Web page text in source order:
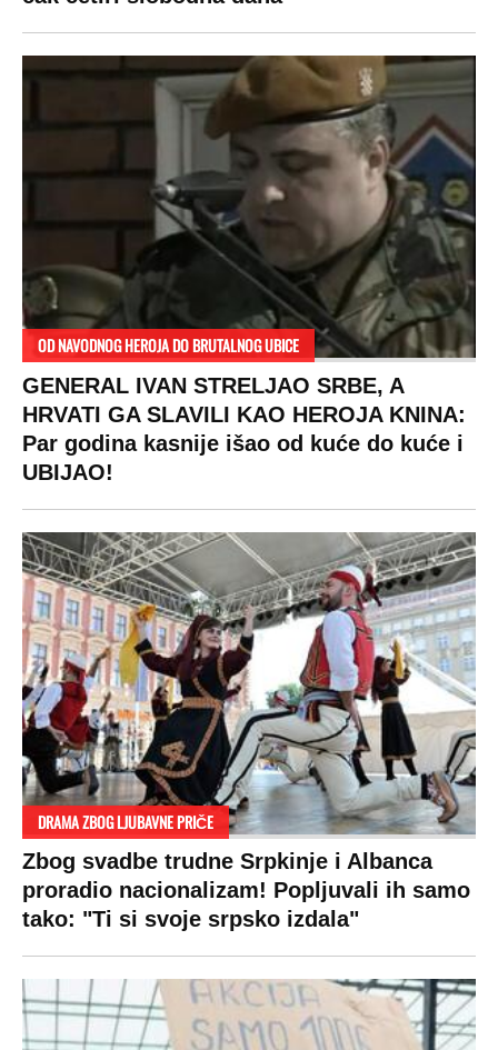
OD NAVODNOG HEROJA DO BRUTALNOG UBICE
GENERAL IVAN STRELJAO SRBE, A
HRVATI GA SLAVILI KAO HEROJA KNINA:
Par godina kasnije išao od kuće do kuće i
UBIJAO!
DRAMA ZBOG LJUBAVNE PRIČE
Zbog svadbe trudne Srpkinje i Albanca
proradio nacionalizam! Popljuvali ih samo
tako: "Ti si svoje srpsko izdala"